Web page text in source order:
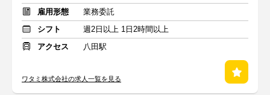
雇用形態
業務委託
シフト
週2日以上 1日2時間以上
アクセス
八田駅
ワタミ株式会社の求人一覧を見る